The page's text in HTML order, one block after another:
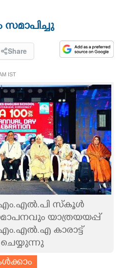
Share
IST
സ്കൂൾ
യാത്രയയപ്പ്
കാരാട്ട്